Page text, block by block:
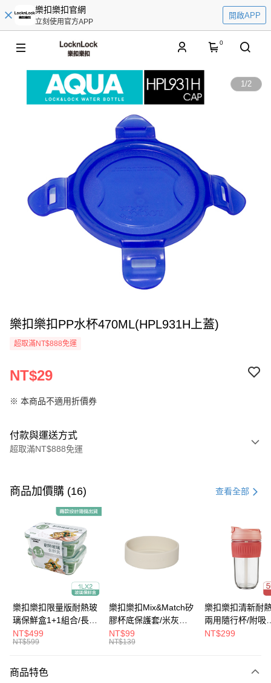
樂扣樂扣官網
立刻使用官方APP
開啟APP
0
1/2
樂扣樂扣PP水杯470ML(HPL931H上蓋)
超取滿NT$888免運
NT$29
※ 本商品不適用折價券
付款與運送方式
超取滿NT$888免運
信用卡一次付款
Apple Pay
街口支付
大哥付你分期
相關說明
【大哥付你分期使用說明】
1.本服務由台灣大哥大提供，台灣大哥大用戶可立即使用無須另外申請。
成交易。
ATM付款
運送方式
商品加價購 (16) 查看全部
樂扣樂扣限量版耐熱玻
璃保鮮盒1+1組合/長方
形/1L(LLG445KKSP2-
01)
NT$499
NT$599
樂扣樂扣Mix&Match矽
膠杯底保護套/米灰
(BOTTOM-
LHC4343BEG)
NT$99
NT$139
樂扣樂扣清新耐
兩用隨行杯/附吸
管/500ml/粉
NT$299
商品特色